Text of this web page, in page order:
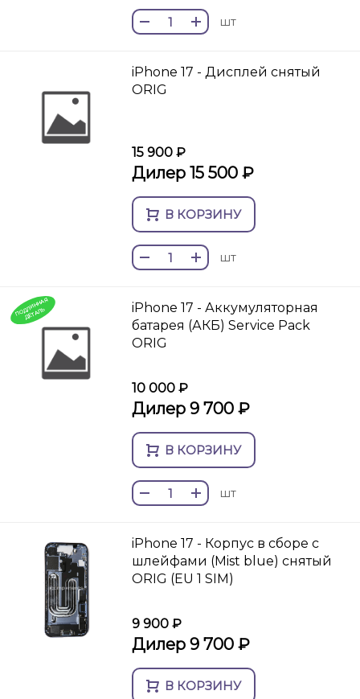
шт
iPhone 17 - Дисплей снятый
ORIG
15 900 ₽
Дилер 15 500 ₽
В КОРЗИНУ
шт
П
О
Д
Л
И
Н
Н
А
Я
ДЕТ
А
ЛЬ
iPhone 17 - Аккумуляторная
батарея (АКБ) Service Pack
ORIG
10 000 ₽
Дилер 9 700 ₽
В КОРЗИНУ
шт
iPhone 17 - Корпус в сборе с
шлейфами (Mist blue) снятый
ORIG (EU 1 SIM)
9 900 ₽
Дилер 9 700 ₽
В КОРЗИНУ